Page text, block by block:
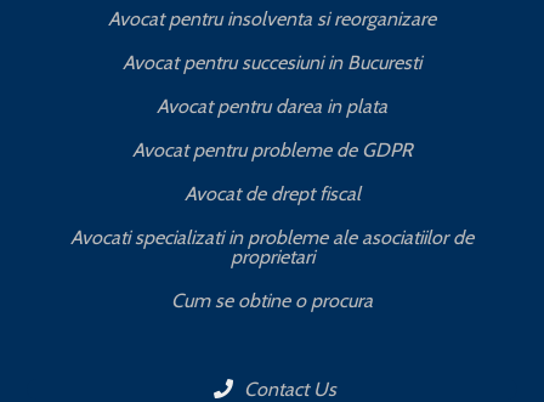
Avocat pentru insolventa si reorganizare
Avocat pentru succesiuni in Bucuresti
Avocat pentru darea in plata
Avocat pentru probleme de GDPR
Avocat de drept fiscal
Avocati specializati in probleme ale asociatiilor de
proprietari
Cum se obtine o procura
Contact Us